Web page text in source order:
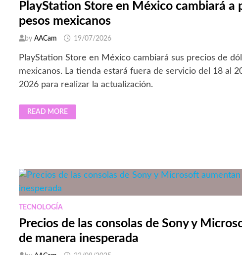
ALPHA
PlayStation Store en México cambiará a
pesos mexicanos
byAACam 19/07/2026
PlayStation Store en México cambiará sus precios de
mexicanos. La tienda estará fuera de servicio del 18 al
2026 para realizar la actualización.
PLAYSTATION
STORE
MEXICANOS
READ MORE
TECNOLOGÍA
Precios de las consolas de Sony y
de manera inesperada